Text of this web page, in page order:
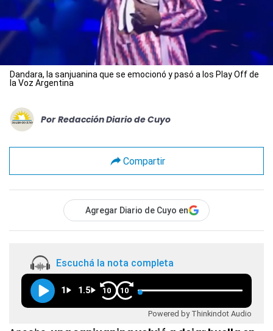
Dandara, la sanjuanina que se emocionó y pasó a los Play Off de
la Voz Argentina
Por Redacción Diario de Cuyo
Compartir
Agregar Diario de Cuyo en
Escuchá la nota completa
1 1.5 10 10
Powered by Thinkindot Audio